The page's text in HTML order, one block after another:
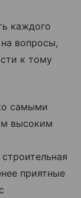
каждого
вопросы,
к тому
самыми
высоким
приятные